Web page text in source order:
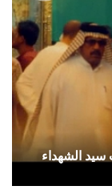
سید الشهداء